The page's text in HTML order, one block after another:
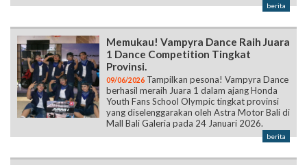
berita
Memukau! Vampyra Dance Raih Juara
1 Dance Competition Tingkat
Provinsi.
09/06/2026 Tampilkan pesona! Vampyra Dance
berhasil meraih Juara 1 dalam ajang Honda
Youth Fans School Olympic tingkat provinsi
yang diselenggarakan oleh Astra Motor Bali di
Mall Bali Galeria pada 24 Januari 2026.
berita